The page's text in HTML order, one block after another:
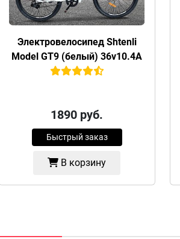
Электровелосипед Shtenli
Model GT9 (белый) 36v10.4А
1890 руб.
Быстрый заказ
В корзину